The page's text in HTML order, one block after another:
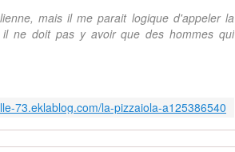
mais il me parait logique d'appeler la
ne doit pas y avoir que des hommes qui
73.eklablog.com/la-pizzaiola-a125386540